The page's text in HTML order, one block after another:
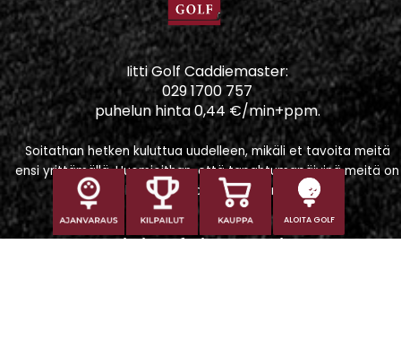
ALOITA GOLF
Iitti Golf Caddiemaster:
029 1700 757
puhelun hinta 0,44 €/min+ppm.
Soitathan hetken kuluttua uudelleen, mikäli et tavoita meitä
ensi yrittämällä. Huomioithan, että tapahtumapäivinä meitä on
vaikeampi tavoittaa puhelimitse.
Iitti Golf Niskaportti